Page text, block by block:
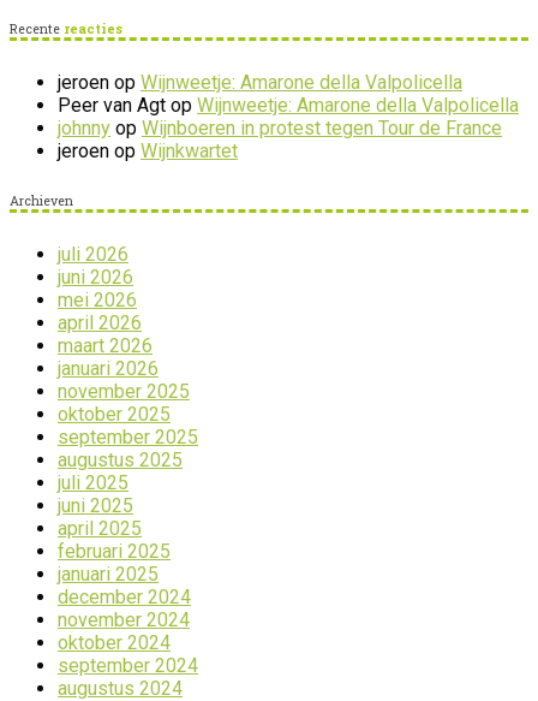
Recente reacties
jeroen op Wijnweetje: Amarone della Valpolicella
Peer van Agt op Wijnweetje: Amarone della Valpolicella
johnny op Wijnboeren in protest tegen Tour de France
jeroen op Wijnkwartet
Archieven
juli 2026
juni 2026
mei 2026
april 2026
maart 2026
januari 2026
november 2025
oktober 2025
september 2025
augustus 2025
juli 2025
juni 2025
april 2025
februari 2025
januari 2025
december 2024
november 2024
oktober 2024
september 2024
augustus 2024